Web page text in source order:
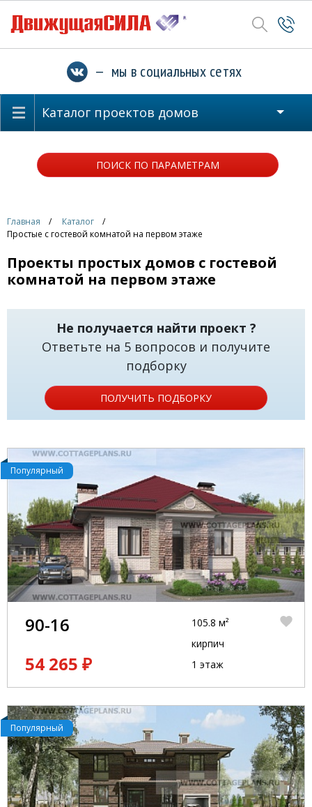
— мы в социальных сетях
Каталог проектов домов
ПОИСК ПО ПАРАМЕТРАМ
Главная
Каталог
Простые с гостевой комнатой на первом этаже
Проекты простых домов с гостевой
комнатой на первом этаже
Не получается найти проект ?
Ответьте на 5 вопросов и получите
подборку
ПОЛУЧИТЬ ПОДБОРКУ
Популярный
90-16
54 265 ₽
105.8 м²
кирпич
1 этаж
Популярный